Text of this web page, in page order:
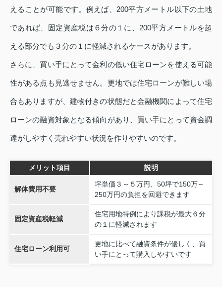
えることが可能です。例えば、200平方メートル以下の土地
であれば、固定資産税は６分の１に、200平方メートルを超
える部分でも３分の１に軽減されるケースがあります。
さらに、買い手にとって金利の低い住宅ローンを使える可能
性がある点も見逃せません。更地では住宅ローンが難しい場
合もありますが、建物付きの状態だと金融機関によって住宅
ローンの融資対象となる傾向があり、買い手にとって資金調
達がしやすく売れやすい状況を作りやすいのです。
メリット項目 説明
解体費用不要
坪単価３～５万円、50坪で150万～
250万円の負担を回避できます
固定資産税軽減
住宅用地特例により課税が最大６分
の１に軽減されます
住宅ローン利用可
更地に比べて融資条件が優しく、買
い手にとって購入しやすいです